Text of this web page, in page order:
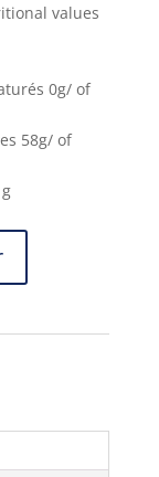
values
0g/ of
58g/ of